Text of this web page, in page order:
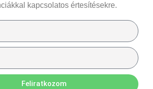
kapcsolatos értesítésekre.
Feliratkozom